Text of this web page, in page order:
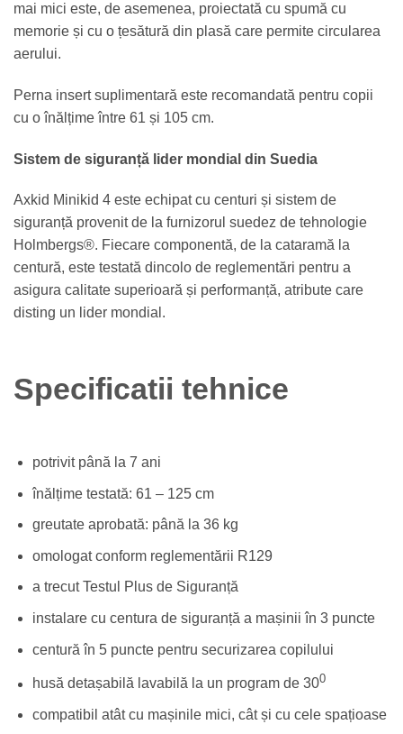
mai mici este, de asemenea, proiectată cu spumă cu
memorie și cu o țesătură din plasă care permite circularea
aerului.
Perna insert suplimentară este recomandată pentru copii
cu o înălțime între 61 și 105 cm.
Sistem de siguranță lider mondial din Suedia
Axkid Minikid 4 este echipat cu centuri și sistem de
siguranță provenit de la furnizorul suedez de tehnologie
Holmbergs®. Fiecare componentă, de la cataramă la
centură, este testată dincolo de reglementări pentru a
asigura calitate superioară și performanță, atribute care
disting un lider mondial.
Specificatii tehnice
potrivit până la 7 ani
înălțime testată: 61 – 125 cm
greutate aprobată: până la 36 kg
omologat conform reglementării R129
a trecut Testul Plus de Siguranță
instalare cu centura de siguranță a mașinii în 3 puncte
centură în 5 puncte pentru securizarea copilului
husă detașabilă lavabilă la un program de 300
compatibil atât cu mașinile mici, cât și cu cele spațioase